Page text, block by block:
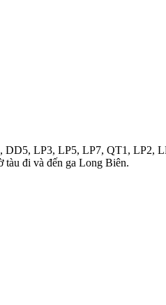
DD5, LP3, LP5, LP7, QT1,
tàu đi và đến ga Long Biên.